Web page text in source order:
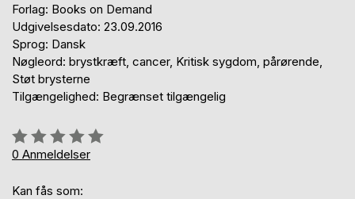
Forlag: Books on Demand
Udgivelsesdato: 23.09.2016
Sprog: Dansk
Nøgleord: brystkræft, cancer, Kritisk sygdom, pårørende,
Støt brysterne
Tilgængelighed: Begrænset tilgængelig
Anmeldelse::
0%
0 Anmeldelser
Kan fås som: